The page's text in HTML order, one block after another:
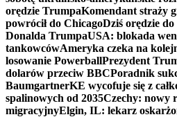
orędzie TrumpaKomendant straży
powrócił do ChicagoDziś orędzie
Donalda TrumpaUSA: blokada
tankowcówAmeryka czeka na
losowanie PowerballPrezydent
dolarów przeciw BBCPoradnik
BaumgartnerKE wycofuje się z
spalinowych od 2035Czechy: nowy
migracyjnyElgin, IL: lekarz